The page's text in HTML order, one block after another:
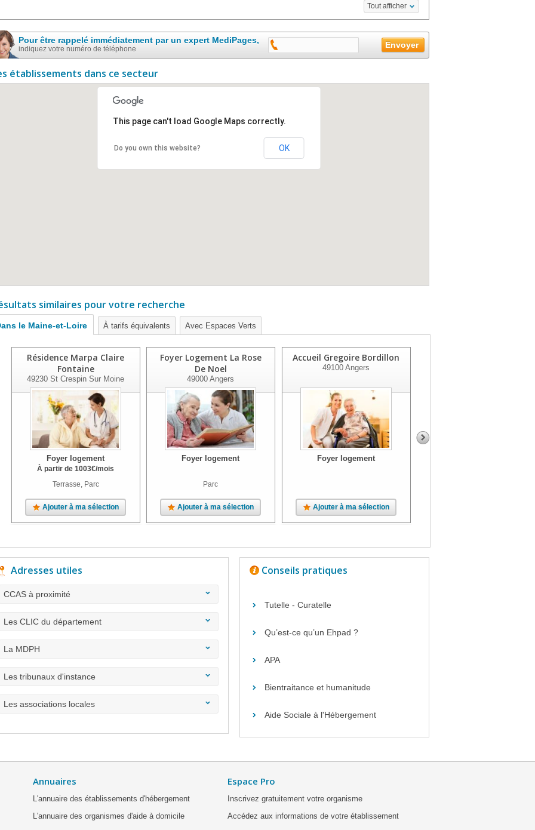
Tout afficher
Pour être rappelé immédiatement par un expert MediPages,
indiquez votre numéro de téléphone
établissements dans ce secteur
This page can't load Google Maps correctly.
Do you own this website? OK
similaires pour votre recherche
le Maine-et-Loire À tarifs équivalents Avec Espaces Verts
Résidence Marpa Claire
Fontaine
49230 St Crespin Sur Moine
Foyer logement
À partir de 1003€/mois
Terrasse, Parc
Ajouter à ma sélection
Foyer Logement La Rose
De Noel
49000 Angers
Foyer logement
Parc
Ajouter à ma sélection
Accueil Gregoire Bordillon
49100Angers
Foyer logement
Ajouter à ma sélection
Adresses utiles
CCAS à proximité
Les CLIC du département
La MDPH
Les tribunaux d'instance
Les associations locales
Conseils pratiques
Tutelle - Curatelle
Qu’est-ce qu’un Ehpad ?
APA
Bientraitance et humanitude
Aide Sociale à l'Hébergement
Annuaires
L'annuaire des établissements d'hébergement
L'annuaire des organismes d'aide à domicile
Espace Pro
Inscrivez gratuitement votre organisme
Accédez aux informations de votre établissement